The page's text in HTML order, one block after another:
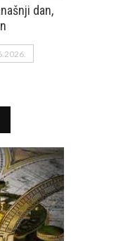
dan,